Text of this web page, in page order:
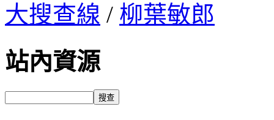
大搜查線 / 柳葉敏郎
站內資源